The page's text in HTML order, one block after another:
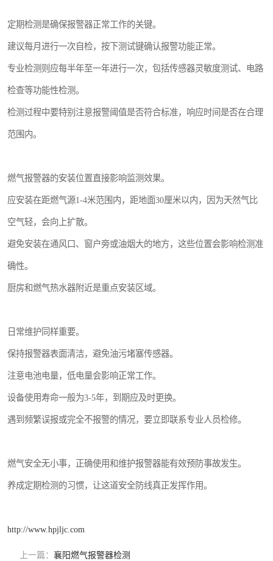
定期检测是确保报警器正常工作的关键。
建议每月进行一次自检，按下测试键确认报警功能正常。
专业检测则应每半年至一年进行一次，包括传感器灵敏度测试、电路
检查等功能性检测。
检测过程中要特别注意报警阈值是否符合标准，响应时间是否在合理
范围内。
燃气报警器的安装位置直接影响监测效果。
应安装在距燃气源1-4米范围内，距地面30厘米以内，因为天然气比
空气轻，会向上扩散。
避免安装在通风口、窗户旁或油烟大的地方，这些位置会影响检测准
确性。
厨房和燃气热水器附近是重点安装区域。
日常维护同样重要。
保持报警器表面清洁，避免油污堵塞传感器。
注意电池电量，低电量会影响正常工作。
设备使用寿命一般为3-5年，到期应及时更换。
遇到频繁误报或完全不报警的情况，要立即联系专业人员检修。
燃气安全无小事，正确使用和维护报警器能有效预防事故发生。
养成定期检测的习惯，让这道安全防线真正发挥作用。
http://www.hpjljc.com
上一篇： 襄阳燃气报警器检测